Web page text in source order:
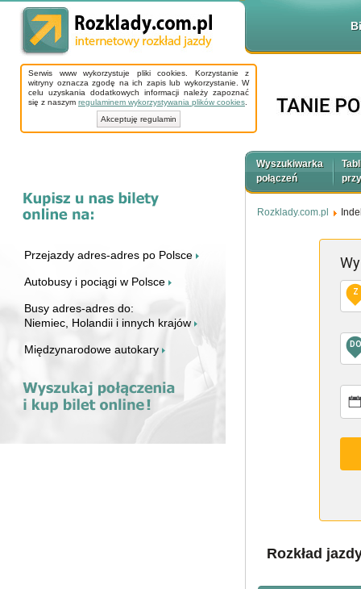
Serwis www wykorzystuje pliki cookies. Korzystanie z
witryny oznacza zgodę na ich zapis lub wykorzystanie. W
celu uzyskania dodatkowych informacji należy zapoznać
się z naszym regulaminem wykorzystywania plików cookies
Akceptuję regulamin
Przejazdy adres-adres po Polsce
Autobusy i pociągi w Polsce
Busy adres-adres do:
Niemiec, Holandii i innych krajów
Międzynarodowe autokary
Wyszukiwarka
połączeń
Rozklady.com.pl
Z
DO
Rozkład